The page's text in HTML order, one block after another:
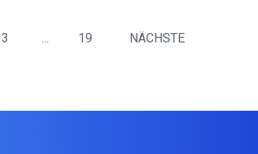
3 ... 19 NÄCHSTE